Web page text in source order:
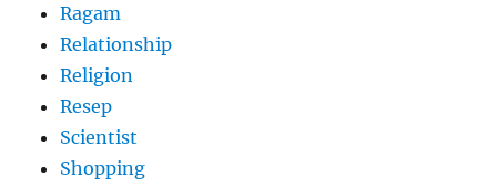
Ragam
Relationship
Religion
Resep
Scientist
Shopping